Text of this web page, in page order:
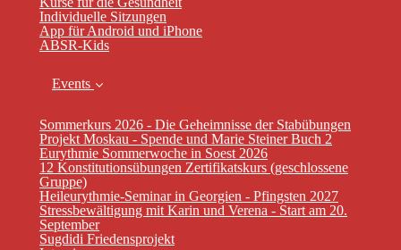
Individuelle Sitzungen
App für Android und iPhone
ABSR-Kids
Events
Sommerkurs 2026 - Die Geheimnisse der Stabübungen
Projekt Moskau - Spende und Marie Steiner Buch 2
Eurythmie Sommerwoche in Soest 2026
12 Konstitutionsübungen Zertifikatskurs (geschlossene
Gruppe)
Heileurythmie-Seminar in Georgien - Pfingsten 2027
Stressbewältigung mit Karin und Verena - Start am 20.
September
Sugdidi Friedensprojekt